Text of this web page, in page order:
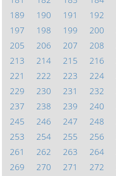
189
190 191 192
197
198 199 200
205
206 207 208
213
214 215 216
221
222 223 224
229
230 231 232
237
238 239 240
245
246 247 248
253
254 255 256
261
262 263 264
269
270 271 272